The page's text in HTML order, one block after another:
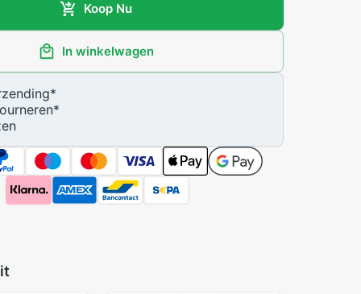
Koop Nu
In winkelwagen
*
*